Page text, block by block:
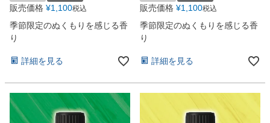
販売価格 ¥1,100税込
季節限定のぬくもりを感じる香
り
詳細を見る
販売価格 ¥1,100税込
季節限定のぬくもりを感じる香
り
詳細を見る